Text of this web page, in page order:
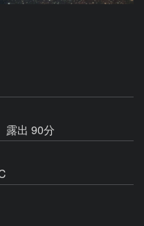
露出 90分